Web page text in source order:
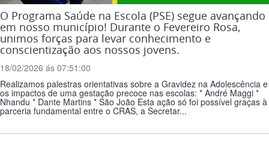
O Programa Saúde na Escola (PSE) segue avançando
em nosso município! Durante o Fevereiro Rosa,
unimos forças para levar conhecimento e
conscientização aos nossos jovens.
18/02/2026 ás 07:51:00
Realizamos palestras orientativas sobre a Gravidez na Adolescência e
os impactos de uma gestação precoce nas escolas: * André Maggi *
Nhandu * Dante Martins * São João Esta ação só foi possível graças à
parceria fundamental entre o CRAS, a Secretar...